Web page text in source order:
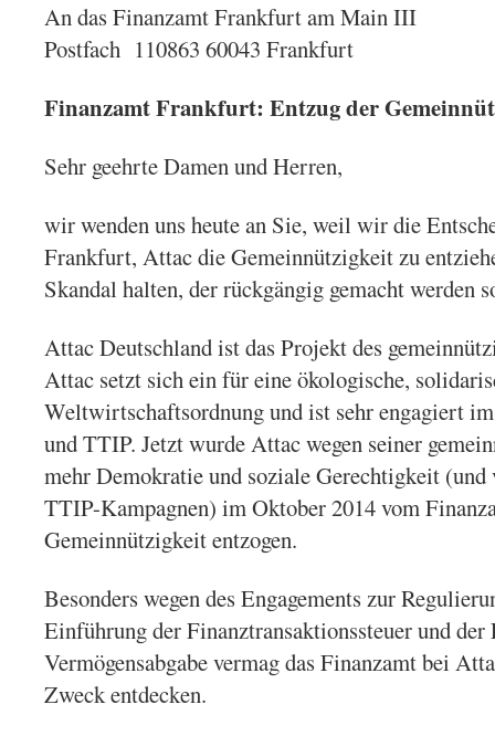
An das Finanzamt Frankfurt am Main III
Postfach 110863 60043 Frankfurt
Finanzamt Frankfurt: Entzug der
Sehr geehrte Damen und Herren,
wir wenden uns heute an Sie, weil wir die
Frankfurt, Attac die Gemeinnützigkeit zu
Skandal halten, der rückgängig gemacht werden
Attac Deutschland ist das Projekt des
Attac setzt sich ein für eine ökologische,
Weltwirtschaftsordnung und ist sehr engagiert
und TTIP. Jetzt wurde Attac wegen seiner
mehr Demokratie und soziale Gerechtigkeit (und
TTIP-Kampagnen) im Oktober 2014 vom
Gemeinnützigkeit entzogen.
Besonders wegen des Engagements zur
Einführung der Finanztransaktionssteuer und
Vermögensabgabe vermag das Finanzamt bei
Zweck entdecken.